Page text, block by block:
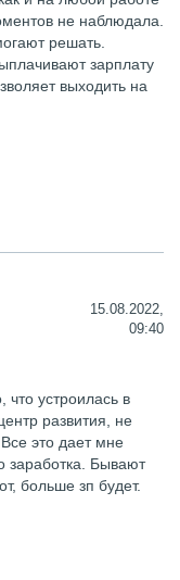
не наблюдала.
решать.
зарплату
выходить на
15.08.2022,
09:40
устроилась в
развития, не
это дает мне
заработка. Бывают
больше зп будет.